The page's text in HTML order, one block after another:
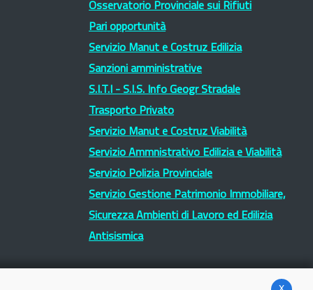
Osservatorio Provinciale sui Rifiuti
Pari opportunità
Servizio Manut e Costruz Edilizia
Sanzioni amministrative
S.I.T.I - S.I.S. Info Geogr Stradale
Trasporto Privato
Servizio Manut e Costruz Viabilità
Servizio Ammnistrativo Edilizia e Viabilità
Servizio Polizia Provinciale
Servizio Gestione Patrimonio Immobiliare,
Sicurezza Ambienti di Lavoro ed Edilizia
Antisismica